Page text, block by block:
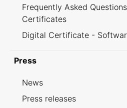
Frequently Asked
Certificates
Digital Certificate -
Press
News
Press releases